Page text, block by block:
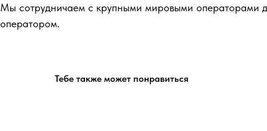
Мы сотрудничаем с крупными мировыми операторами
оператором.
Тебе также может понравиться